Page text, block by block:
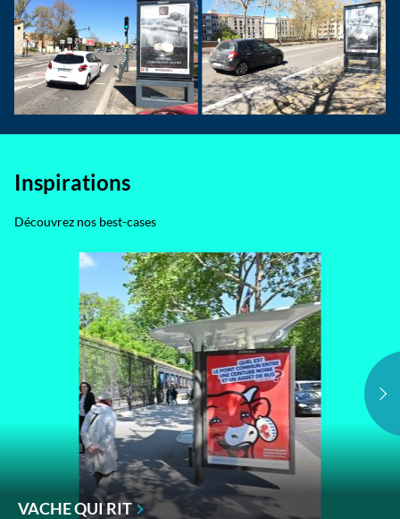
Inspirations
Découvrez nos best-cases
VACHE QUI RIT